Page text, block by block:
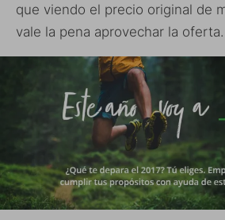
que viendo el precio original de
vale la pena aprovechar la oferta.